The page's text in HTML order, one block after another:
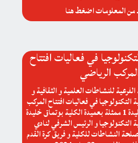
من المعلومات اضغط هنا
في فعاليات افتتاح
الرياضي
للنشاطات العلمية و الثقافية و
في فعاليات افتتاح المركب
الرياضي لجامعة البليدة 1 ممثلة بعميدة الكلية بوتماق خليدة
التكنولوجيا و الرئيس الشرفي لنادي
النشاطات للكلية و فريق كرة القدم